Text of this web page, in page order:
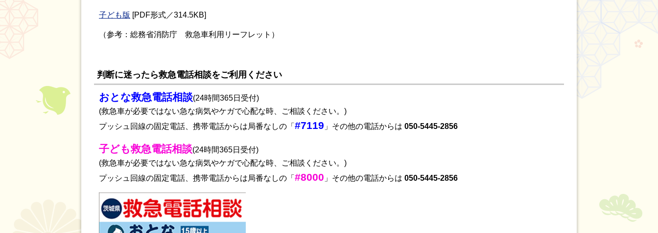
子ども版 [PDF形式／314.5KB]
（参考：総務省消防庁 救急車利用リーフレット）
判断に迷ったら救急電話相談をご利用ください
おとな救急電話相談(24時間365日受付)
(救急車が必要ではない急な病気やケガで心配な時、ご相談ください。)
プッシュ回線の固定電話、携帯電話からは局番なしの「 #7119 」その他の電話からは 050-5445-2856
子ども救急電話相談(24時間365日受付)
(救急車が必要ではない急な病気やケガで心配な時、ご相談ください。)
プッシュ回線の固定電話、携帯電話からは局番なしの「 #8000 」その他の電話からは 050-5445-2856